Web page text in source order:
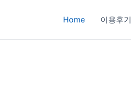
Home 이용후기